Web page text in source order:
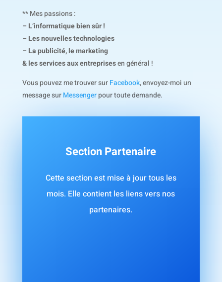
** Mes passions :
– L’informatique bien sûr !
– Les nouvelles technologies
– La publicité, le marketing
& les services aux entreprisesen général !
Vous pouvez me trouver sur Facebook, envoyez-moi un
message sur Messenger pour toute demande.
Section Partenaire
Cette section est mise à jour tous les
mois. Elle contient les liens vers nos
partenaires.